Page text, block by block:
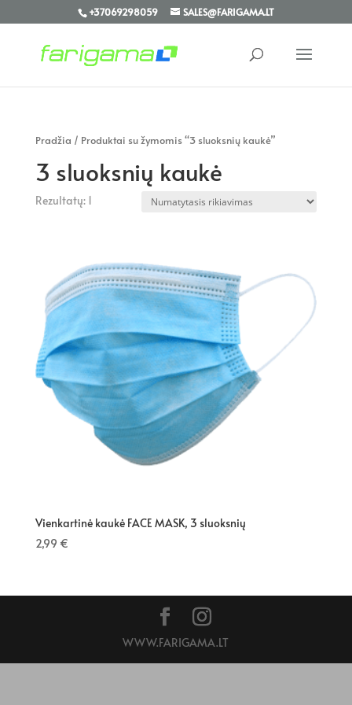
+37069298059 SALES@FARIGAMA.LT
Pradžia / Produktai su žymomis “3 sluoksnių kaukė”
3 sluoksnių kaukė
Rezultatų: 1
Vienkartinė kaukė FACE MASK, 3 sluoksnių
2,99 €
WWW.FARIGAMA.LT